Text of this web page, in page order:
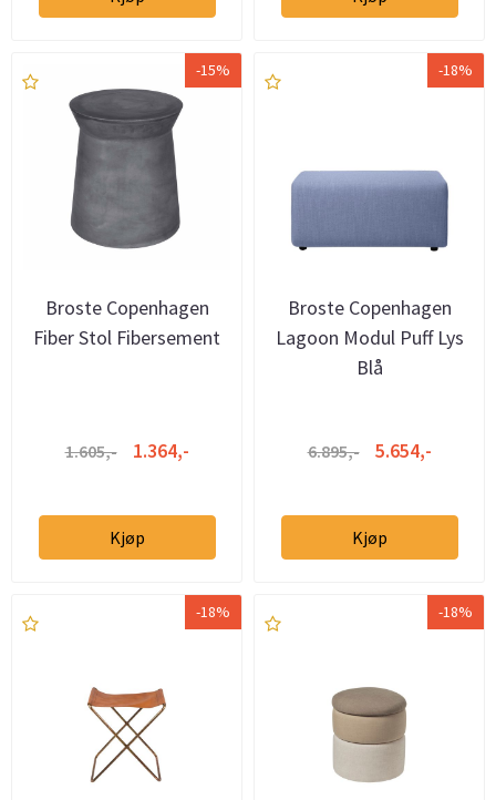
-15%
Broste Copenhagen
Fiber Stol Fibersement
1.605,- 1.364,-
Kjøp
-18%
Broste Copenhagen
Lagoon Modul Puff Lys
Blå
6.895,- 5.654,-
Kjøp
-18% -18%